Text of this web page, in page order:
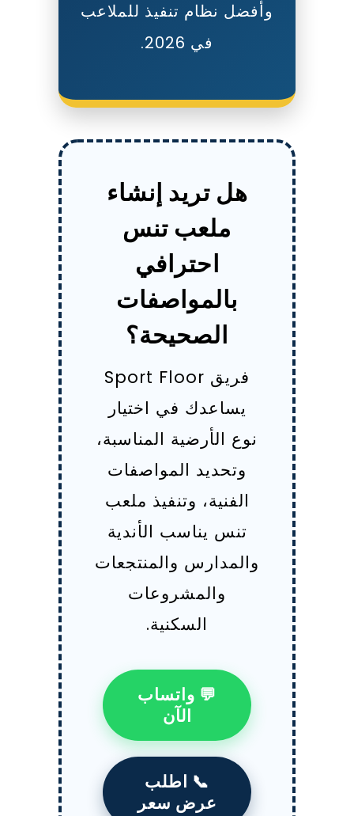
وأفضل نظام تنفيذ للملاعب
في 2026.
هل تريد إنشاء
ملعب تنس
احترافي
بالمواصفات
الصحيحة؟
فريق Sport Floor
يساعدك في اختيار
نوع الأرضية المناسبة،
وتحديد المواصفات
الفنية، وتنفيذ ملعب
تنس يناسب الأندية
والمدارس والمنتجعات
والمشروعات
السكنية.
💬 واتساب
الآن
📞 اطلب
عرض سعر